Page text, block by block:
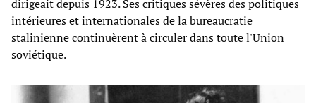
dirigeait depuis 1923. Ses critiques sévères des politiques
intérieures et internationales de la bureaucratie
stalinienne continuèrent à circuler dans toute l'Union
soviétique.